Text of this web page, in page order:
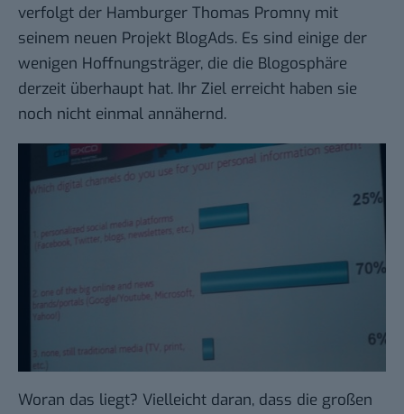
verfolgt der Hamburger Thomas Promny mit
seinem neuen Projekt BlogAds. Es sind einige der
wenigen Hoffnungsträger, die die Blogosphäre
derzeit überhaupt hat. Ihr Ziel erreicht haben sie
noch nicht einmal annähernd.
Woran das liegt? Vielleicht daran, dass die großen